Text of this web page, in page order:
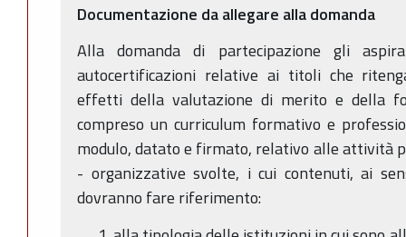
Documentazione da allegare alla domanda
Alla domanda di partecipazione gli
autocertificazioni relative ai titoli che
effetti della valutazione di merito e della
compreso un curriculum formativo e
modulo, datato e firmato, relativo alle attività
- organizzative svolte, i cui contenuti, ai
dovranno fare riferimento: